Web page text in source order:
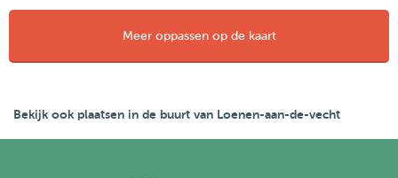
Meer oppassen op de kaart
Bekijk ook plaatsen in de buurt van Loenen-aan-de-vecht